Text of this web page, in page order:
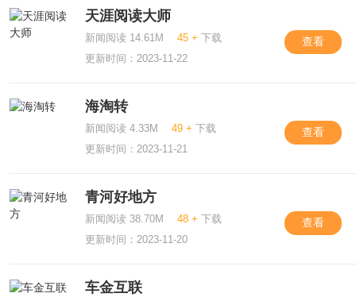
天涯阅读大师
新闻阅读 14.61M 45 + 下载
更新时间：2023-11-22
查看
海淘转
新闻阅读 4.33M 49 + 下载
更新时间：2023-11-21
查看
青河好地方
新闻阅读 38.70M 48 + 下载
更新时间：2023-11-20
查看
车金互联